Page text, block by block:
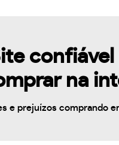
confiável
na
e prejuízos comprando